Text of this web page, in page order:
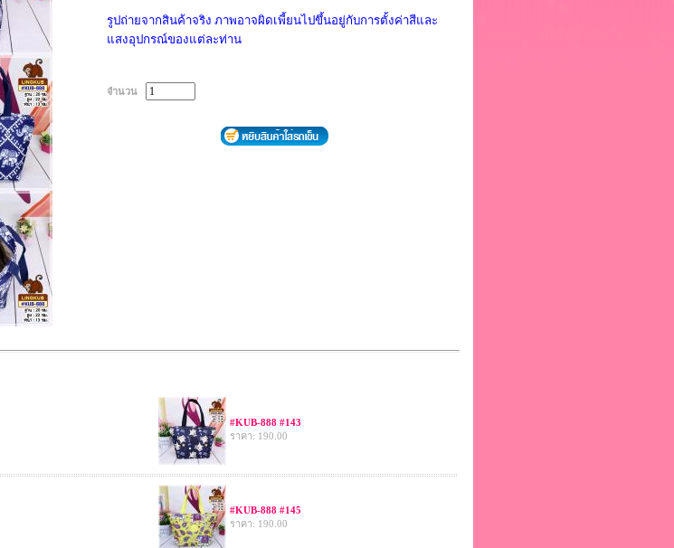
รูปถ่ายจากสินค้าจริง ภาพอาจผิดเพี้ยนไปขึ้นอยู่กับการตั้งค่าสีและ
แสงอุปกรณ์ของแต่ละท่าน
จำนวน
#KUB-888 #143
ราคา: 190.00
#KUB-888 #145
ราคา: 190.00